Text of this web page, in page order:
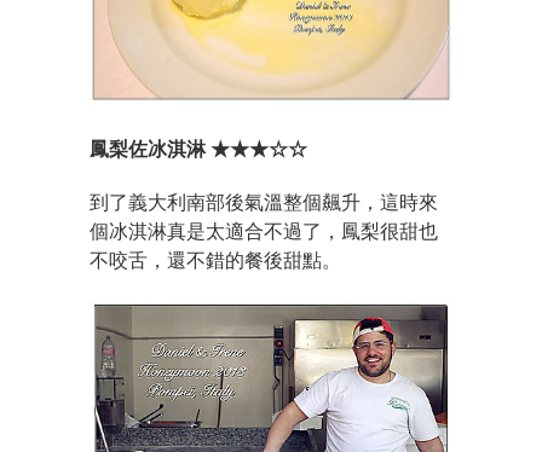
鳳梨佐冰淇淋 ★★★☆☆
到了義大利南部後氣溫整個飆升，這時來
個冰淇淋真是太適合不過了，鳳梨很甜也
不咬舌，還不錯的餐後甜點。